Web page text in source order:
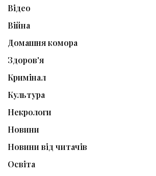
Відео
Війна
Домашня комора
Здоров'я
Кримінал
Культура
Некрологи
Новини
Новини від читачів
Освіта